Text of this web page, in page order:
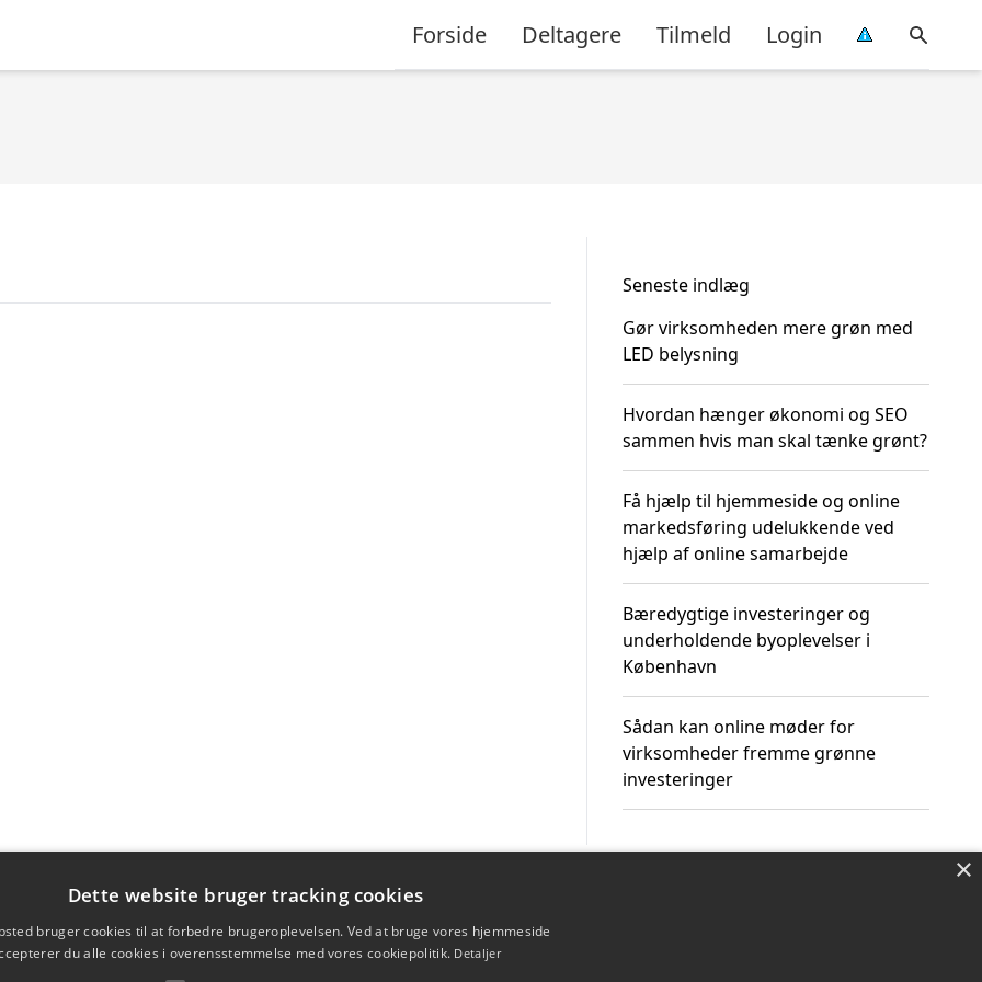
Forside Deltagere Tilmeld Login
Seneste indlæg
Gør virksomheden mere grøn med
LED belysning
Hvordan hænger økonomi og SEO
sammen hvis man skal tænke grønt?
Få hjælp til hjemmeside og online
markedsføring udelukkende ved
hjælp af online samarbejde
Bæredygtige investeringer og
underholdende byoplevelser i
København
Sådan kan online møder for
virksomheder fremme grønne
investeringer
×
Dette website bruger tracking cookies
bruger cookies til at forbedre brugeroplevelsen. Ved at bruge vores hjemmeside
du alle cookies i overensstemmelse med vores cookiepolitik. Detaljer